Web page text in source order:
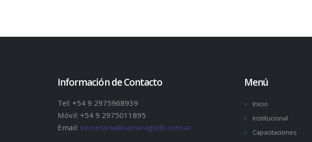
Información de Contacto
Tel: +54 9 2975968939
Móvil: +54 9 2975011895
Email: secretaria@camaragolfo.com.ar
Menú
Inicio
Institucional
Capacitaciones